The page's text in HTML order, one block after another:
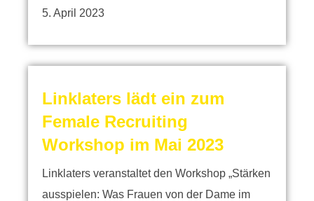
5. April 2023
Linklaters lädt ein zum
Female Recruiting
Workshop im Mai 2023
Linklaters veranstaltet den Workshop „Stärken
ausspielen: Was Frauen von der Dame im